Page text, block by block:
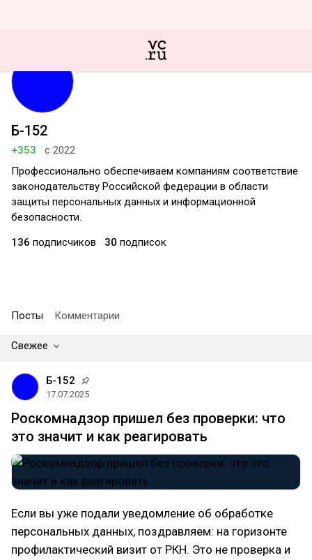
Б-152
+353
с 2022
Профессионально обеспечиваем компаниям соответствие
законодательству Российской федерации в области
защиты персональных данных и информационной
безопасности.
136 подписчиков 30 подписок
Посты Комментарии
Свежее
Б-152
17.07.2025
Роскомнадзор пришел без проверки: что
это значит и как реагировать
Если вы уже подали уведомление об обработке
персональных данных, поздравляем: на горизонте
профилактический визит от РКН. Это не проверка и